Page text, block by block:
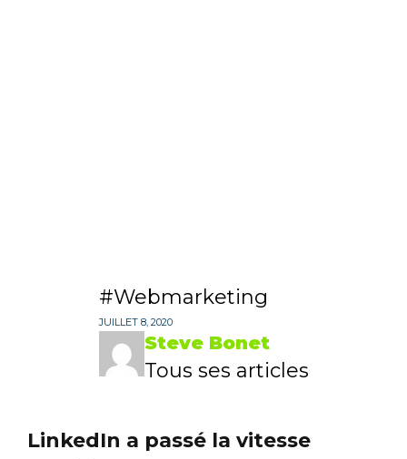
Webmarketing
JUILLET 8, 2020
Steve Bonet
Tous ses articles
LinkedIn a passé la vitesse